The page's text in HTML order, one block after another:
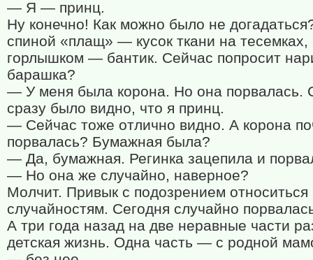
— Я — принц.
Ну конечно! Как можно было не
спиной «плащ» — кусок ткани на тесемках,
горлышком — бантик. Сейчас попросит
барашка?
— У меня была корона. Но она порвалась.
сразу было видно, что я принц.
— Сейчас тоже отлично видно. А корона
порвалась? Бумажная была?
— Да, бумажная. Регинка зацепила и
— Но она же случайно, наверное?
Молчит. Привык с подозрением относиться
случайностям. Сегодня случайно
А три года назад на две неравные части
детская жизнь. Одна часть — с родной